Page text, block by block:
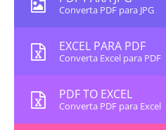
Converta PDF para JPG
EXCEL PARA PDF
Converta Excel para PDF
PDF TO EXCEL
Converta PDF para Excel